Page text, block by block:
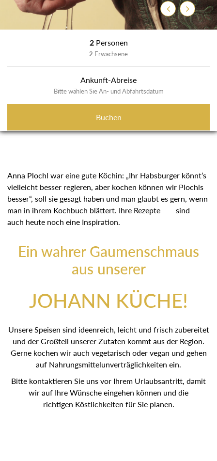
ZurückWeiter
2 Personen
2 Erwachsene
Ankunft-Abreise
Bitte wählen Sie An- und Abfahrtsdatum
Buchen
Anna Plochl war eine gute Köchin: „Ihr Habsburger könnt’s
vielleicht besser regieren, aber kochen können wir Plochls
besser“, soll sie gesagt haben und man glaubt es gern,
wenn man in ihrem Kochbuch blättert. Ihre Rezepte
sind auch heute noch eine Inspiration.
Ein wahrer Gaumenschmaus
aus unserer
JOHANN KÜCHE!
Unsere Speisen sind ideenreich, leicht und frisch
zubereitet und der Großteil unserer Zutaten kommt aus der
Region. Gerne kochen wir auch vegetarisch oder vegan
und gehen auf Nahrungsmittelunverträglichkeiten ein.
Bitte kontaktieren Sie uns vor Ihrem Urlaubsantritt, damit
wir auf Ihre Wünsche eingehen können und die
richtigen Köstlichkeiten für Sie planen.